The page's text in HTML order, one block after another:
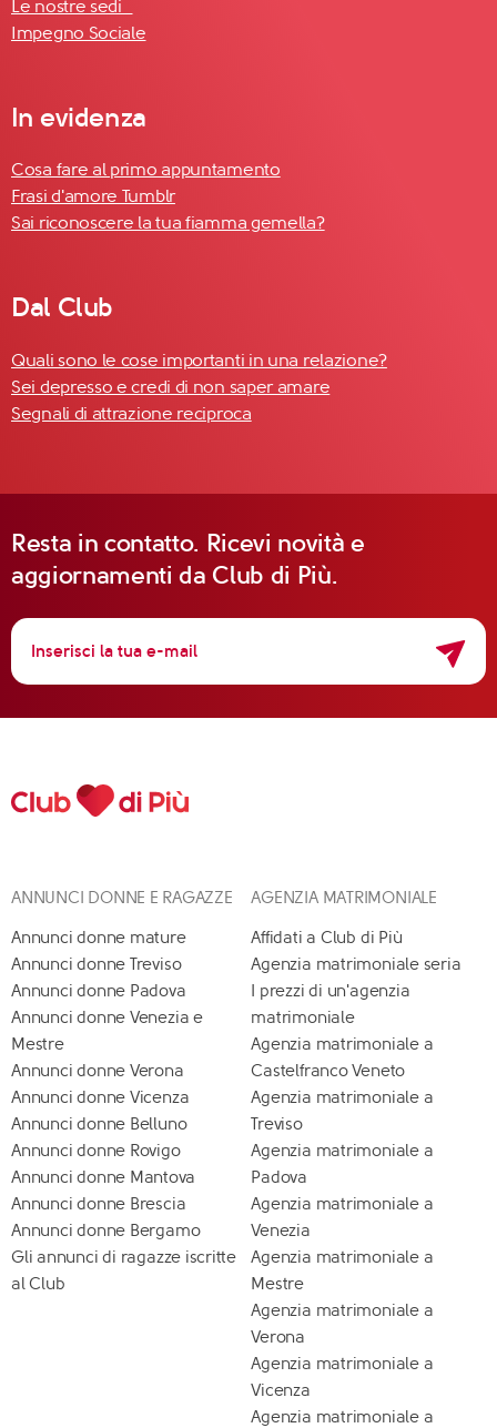
Le nostre sedi
Impegno Sociale
In evidenza
Cosa fare al primo appuntamento
Frasi d'amore Tumblr
Sai riconoscere la tua fiamma gemella?
Dal Club
Quali sono le cose importanti in una relazione?
Sei depresso e credi di non saper amare
Segnali di attrazione reciproca
Resta in contatto. Ricevi novità e
aggiornamenti da Club di Più.
ANNUNCI DONNE E RAGAZZE
Annunci donne mature
Annunci donne Treviso
Annunci donne Padova
Annunci donne Venezia e
Mestre
Annunci donne Verona
Annunci donne Vicenza
Annunci donne Belluno
Annunci donne Rovigo
Annunci donne Mantova
Annunci donne Brescia
Annunci donne Bergamo
Gli annunci di ragazze iscritte
al Club
AGENZIA MATRIMONIALE
Affidati a Club di Più
Agenzia matrimoniale seria
I prezzi di un'agenzia
matrimoniale
Agenzia matrimoniale a
Castelfranco Veneto
Agenzia matrimoniale a
Treviso
Agenzia matrimoniale a
Padova
Agenzia matrimoniale a
Venezia
Agenzia matrimoniale a
Mestre
Agenzia matrimoniale a
Verona
Agenzia matrimoniale a
Vicenza
Agenzia matrimoniale a